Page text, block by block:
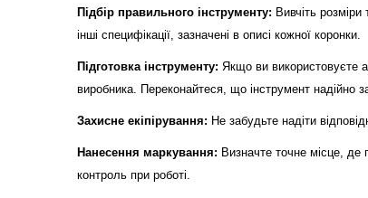
Підбір правильного інструменту: Вивчіть
інші специфікації, зазначені в описі кожної коронки.
Підготовка інструменту: Якщо ви використовуєте
виробника. Переконайтеся, що інструмент надійно
Захисне екіпірування: Не забудьте надіти
Нанесення маркування: Визначте точне місце, де
контроль при роботі.